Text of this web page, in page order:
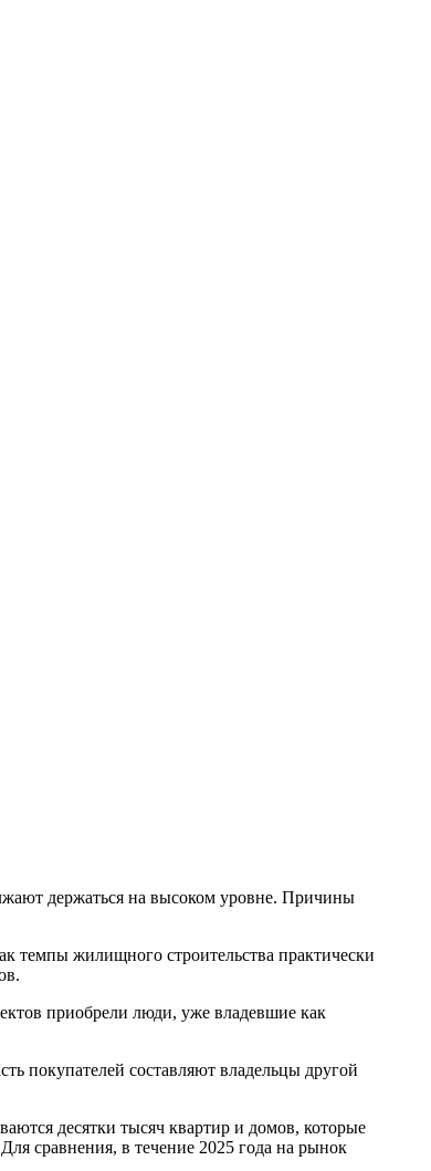
держаться на высоком уровне. Причины
темпы жилищного строительства практически
приобрели люди, уже владевшие как
покупателей составляют владельцы другой
десятки тысяч квартир и домов, которые
сравнения, в течение 2025 года на рынок